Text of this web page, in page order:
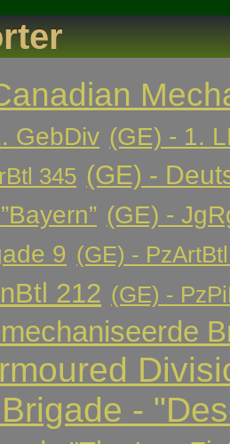
GebDiv (GE) - 1.
345 (GE) -
(GE) -
9 (GE) -
212 (GE) -
-